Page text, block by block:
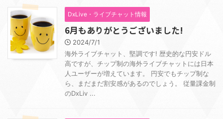
DxLive・ライブチャット情報
6月もありがとうございました!
2024/7/1
海外ライブチャット、堅調です! 歴史的な円安ドル
高ですが、チップ制の海外ライブチャットには日本
人ユーザーが増えています。 円安でもチップ制な
ら、まだまだ割安感があるのでしょう。 従量課金制
のDxLiv ...